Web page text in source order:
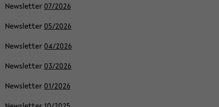
News­let­ter 07/2026
News­let­ter 05/2026
News­let­ter 04/2026
News­let­ter 03/2026
News­let­ter 01/2026